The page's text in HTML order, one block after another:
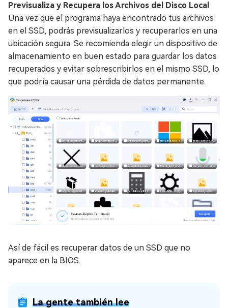
Previsualiza y Recupera los Archivos del Disco Local
Una vez que el programa haya encontrado tus archivos
en el SSD, podrás previsualizarlos y recuperarlos en una
ubicación segura. Se recomienda elegir un dispositivo de
almacenamiento en buen estado para guardar los datos
recuperados y evitar sobrescribirlos en el mismo SSD, lo
que podría causar una pérdida de datos permanente.
Así de fácil es recuperar datos de un SSD que no
aparece en la BIOS.
La gente también lee